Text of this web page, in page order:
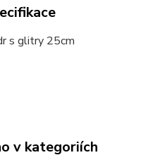
s glitry 25cm
v kategoriích